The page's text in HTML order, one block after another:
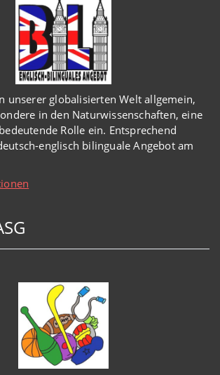
unserer globalisierten Welt allgemein,
in den Naturwissenschaften, eine
bedeutende Rolle ein. Entsprechend
englisch bilinguale Angebot am